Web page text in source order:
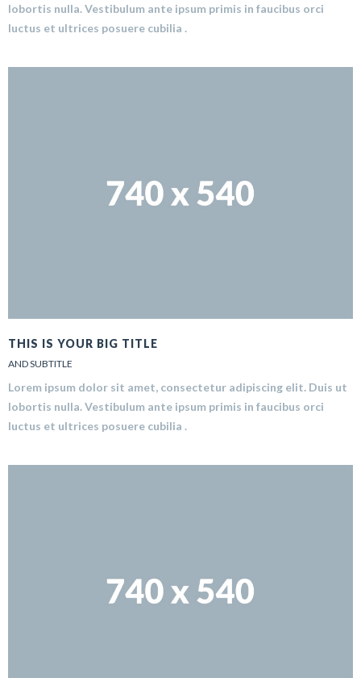
lobortis nulla. Vestibulum ante ipsum primis in faucibus orci
luctus et ultrices posuere cubilia .
THIS IS YOUR BIG TITLE
AND SUBTITLE
Lorem ipsum dolor sit amet, consectetur adipiscing elit. Duis ut
lobortis nulla. Vestibulum ante ipsum primis in faucibus orci
luctus et ultrices posuere cubilia .